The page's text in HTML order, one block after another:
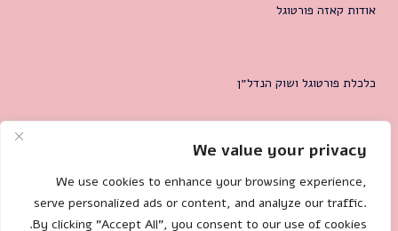
We value your privacy
We use cookies to enhance your browsing experience,
serve personalized ads or content, and analyze our traffic.
By clicking "Accept All", you consent to our use of cookies.
אודות קאזה פורטוגל
כלכלת פורטוגל ושוק הנדל״ן
צרו קשר